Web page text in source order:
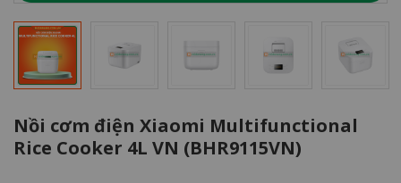
Nồi cơm điện Xiaomi Multifunctional
Rice Cooker 4L VN (BHR9115VN)